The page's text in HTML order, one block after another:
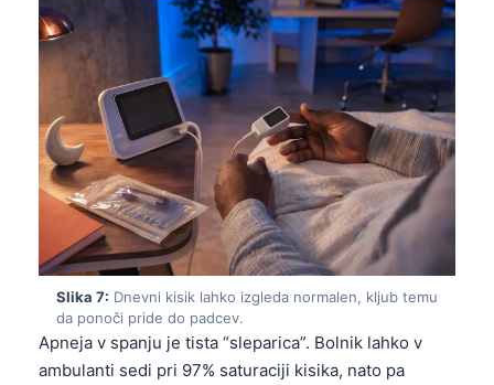
Slika 7: Dnevni kisik lahko izgleda normalen, kljub temu
da ponoči pride do padcev.
Apneja v spanju je tista “sleparica”. Bolnik lahko v
ambulanti sedi pri 97% saturaciji kisika, nato pa
ไทย
ဗမာစာ
ភាសាខ្មែរ
Kiswahili
አማርኛ
Українська
O‘zbekcha
Català
Қазақ тілі